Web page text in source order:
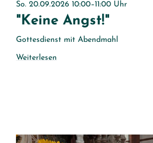
So. 20.09.2026 10:00–11:00 Uhr
"Keine Angst!"
Gottesdienst mit Abendmahl
Weiterlesen